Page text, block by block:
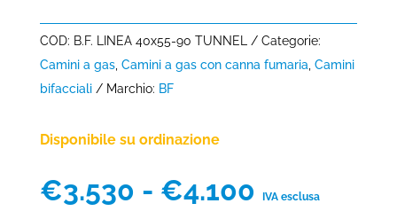
COD: B.F. LINEA 40x55-90 TUNNEL
Categorie:
Camini a gas, Camini a gas con canna fumaria Camini
bifacciali
Marchio: BF
Disponibile su ordinazione
€3.530 - €4.100 Fascia
IVA esclusa